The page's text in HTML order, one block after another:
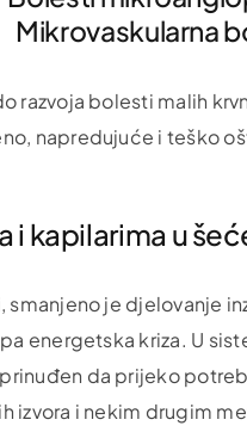
Mikrovaskularna
razvoja bolesti malih
napredujuće i teško
i kapilarima u
smanjeno je djelovanje
energetska kriza. U
da prijeko
izvora i nekim drugim